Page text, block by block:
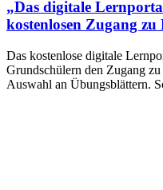
„Das digitale
kostenlosen Zugang
Das kostenlose digitale
Grundschülern den Zugang
Auswahl an Übungsblättern.